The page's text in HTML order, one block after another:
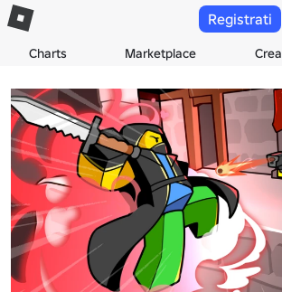
Charts Marketplace Crea
Registrati